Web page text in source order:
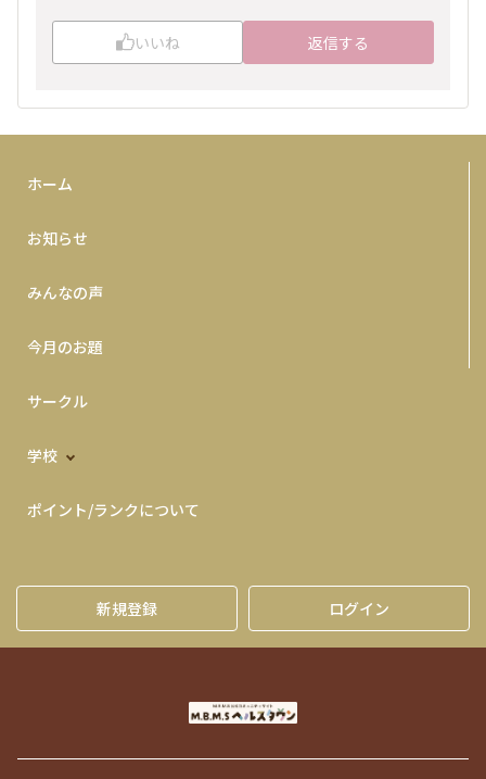
いいね 返信する
ホーム
お知らせ
みんなの声
今月のお題
サークル
学校
ポイント/ランクについて
新規登録 ログイン